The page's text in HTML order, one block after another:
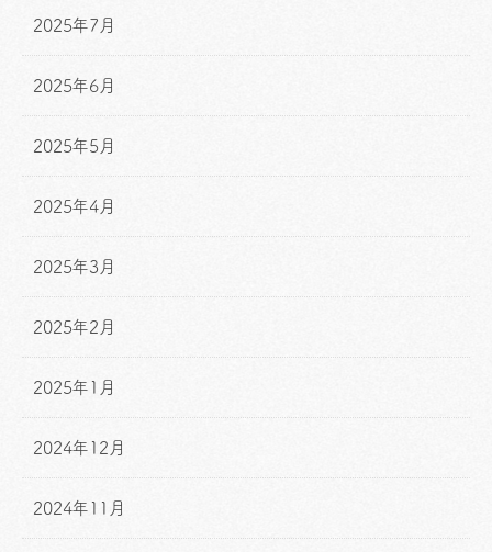
2025年7月
2025年6月
2025年5月
2025年4月
2025年3月
2025年2月
2025年1月
2024年12月
2024年11月